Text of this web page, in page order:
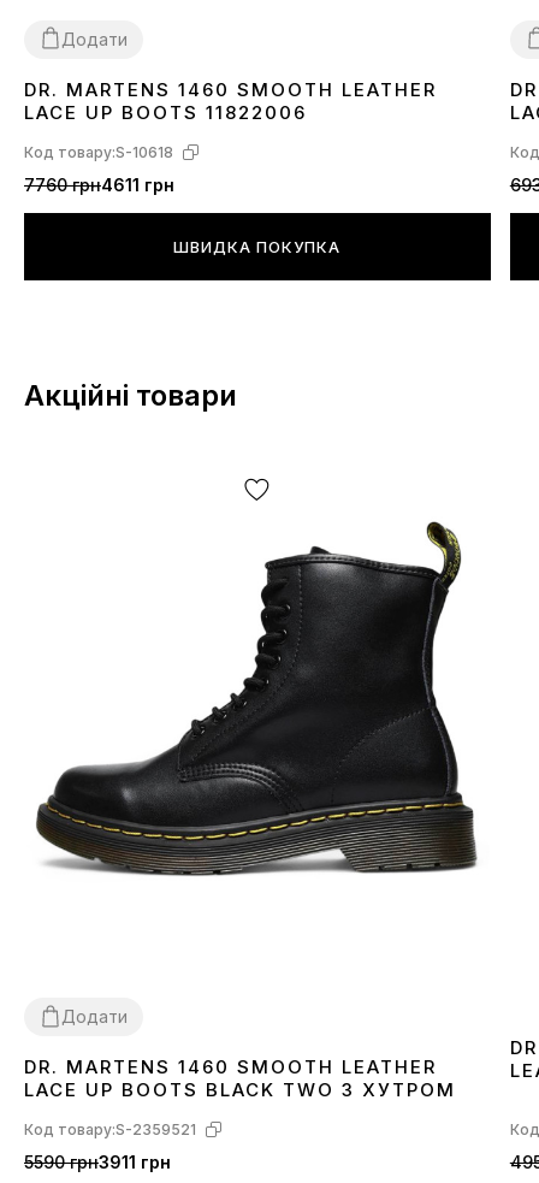
Додати
36 373840 424344 45
DR. MARTENS 1460 SMOOTH LEATHER
LACE UP BOOTS 11822006
Код товару:S-10618
7760 грн4611 грн
ШВИДКА ПОКУПКА
Акційні товари
Додати
36 373839 404142 43 444546
DR. MARTENS 1460 SMOOTH LEATHER
LACE UP BOOTS BLACK TWO З ХУТРОМ
Код товару:S-2359521
5590 грн3911 грн